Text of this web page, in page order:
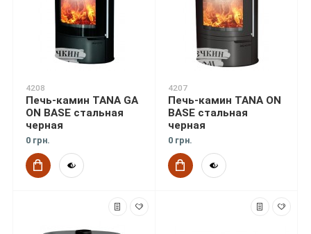
4208
Печь-камин TANA GA
ON BASE стальная
черная
0 грн.
4207
Печь-камин TANA ON
BASE стальная
черная
0 грн.